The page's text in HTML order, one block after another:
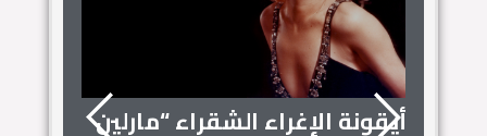
أيقونة الإغراء الشقراء “مارلين